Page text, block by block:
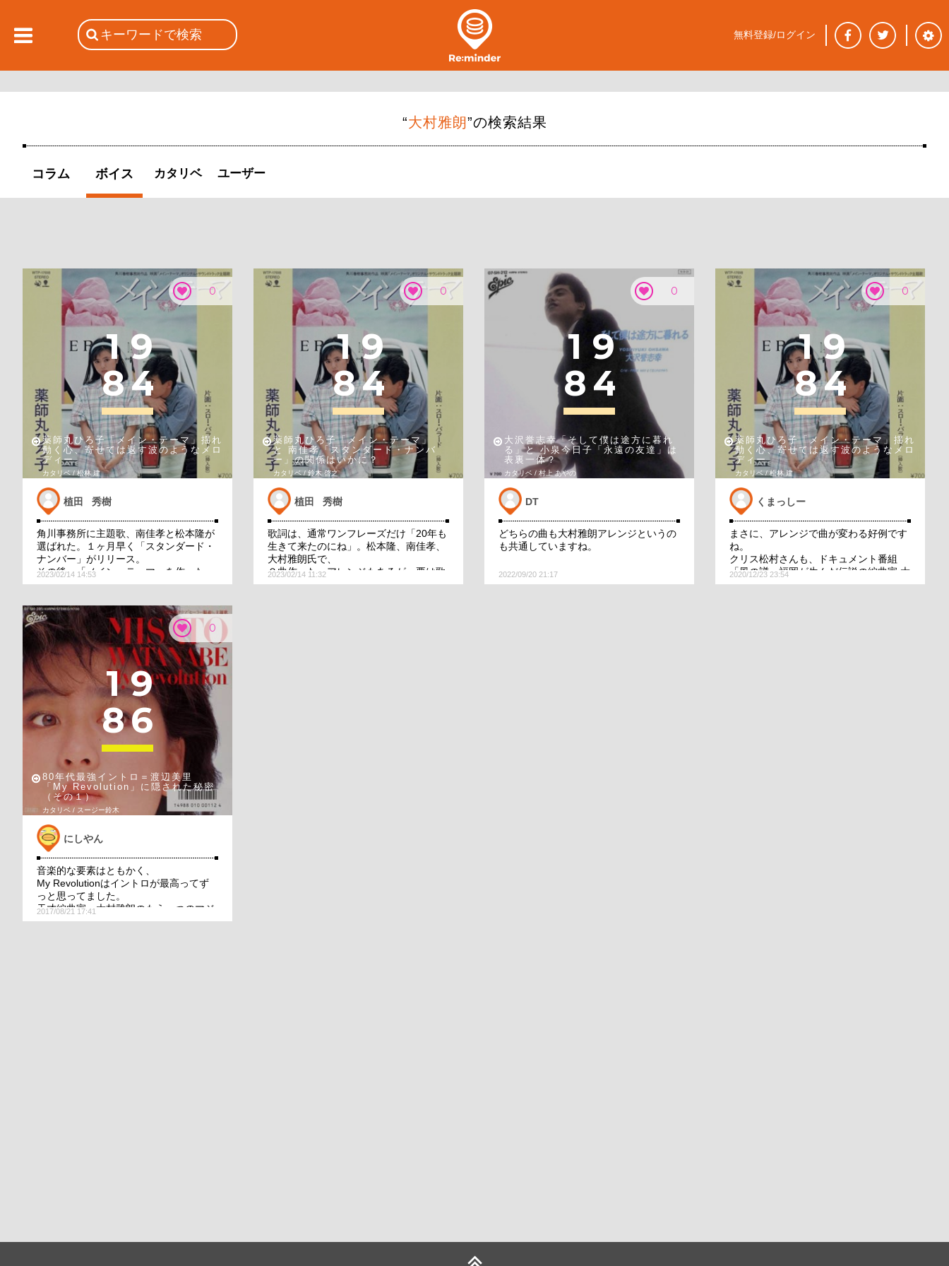
“大村雅朗”の検索結果
コラム ボイス カタリベ ユーザー
0
1 9
84
薬師丸ひろ子「メイン・テーマ」揺れ
動く心、寄せては返す波のようなメロ
ディー
カタリベ / 松林 建
植田 秀樹
角川事務所に主題歌、南佳孝と松本隆が
選ばれた。１ヶ月早く「スタンダード・
ナンバー」がリリース。
その後、「メイン・テーマ」を作った
の？ 歌い手が、南佳孝氏と薬師丸さんだ
編曲は大村雅朗さん。でも、アレンジよ
り、歌手の歌唱の違いが決め手です。
2023/02/14 14:53
0
1 9
84
薬師丸ひろ子「メイン・テーマ」
と 南佳孝「スタンダード・ナンバ
ー」の関係はいかに？
カタリベ / 鈴木 啓之
植田 秀樹
歌詞は、通常ワンフレーズだけ「20年も
生きて来たのにね」。松本隆、南佳孝、
大村雅朗氏で、
２曲作った。アレンジもあるが、要は歌
手、歌唱で大きく印象は変わる。歌詞
2023/02/14 11:32
0
1 9
84
大沢誉志幸「そして僕は途方に暮れ
る」と 小泉今日子「永遠の友達」は
表裏一体？
カタリベ / 村上 あやの
DT
どちらの曲も大村雅朗アレンジというの
も共通していますね。
2022/09/20 21:17
0
1 9
84
薬師丸ひろ子「メイン・テーマ」揺れ
動く心、寄せては返す波のようなメロ
ディー
カタリベ / 松林 建
くまっしー
まさに、アレンジで曲が変わる好例です
ね。
クリス松村さんも、ドキュメント番組
「風の譜～福岡が生んだ伝説の編曲家 大
村雅朗～」の中で「メイン・テーマ」
2020/12/23 23:54
0
1 9
86
80年代最強イントロ＝渡辺美里
「My Revolution」に隠された秘密
（その１）
カタリベ / スージー鈴木
にしやん
音楽的な要素はともかく、
My Revolutionはイントロが最高ってず
っと思ってました。
天才編曲家・大村雅朗のもう一つのマジ
ックが気になる！！
2017/08/21 17:41
無料登録/ログイン